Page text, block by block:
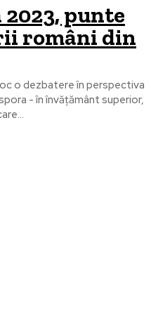
punte
români din
o dezbatere în perspectiva
- în învățământ superior,